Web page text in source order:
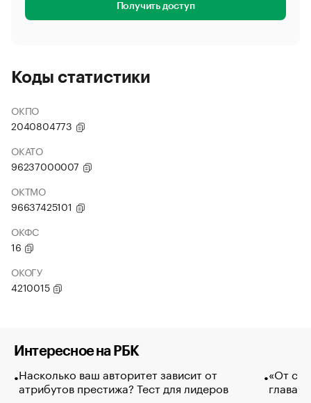
Получить доступ
Коды статистики
ОКПО
2040804773
ОКАТО
96237000007
ОКТМО
96637425101
ОКФС
16
ОКОГУ
4210015
Интересное на РБК
Насколько ваш авторитет зависит от
атрибутов престижа? Тест для лидеров
«От
глава